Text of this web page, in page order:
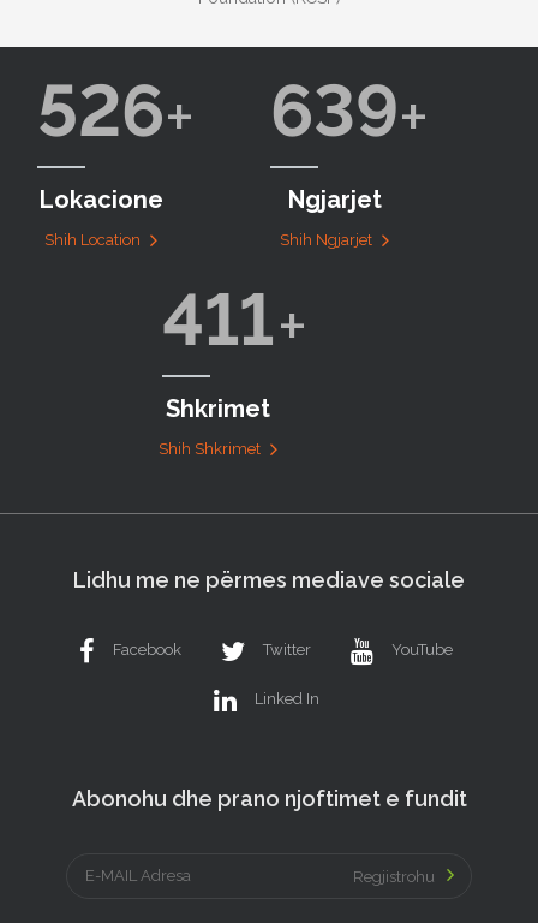
526
Lokacione
Shih Location
639
Ngjarjet
Shih Ngjarjet
411
Shkrimet
Shih Shkrimet
Lidhu me ne përmes mediave sociale
Facebook Twitter YouTube
Linked In
Abonohu dhe prano njoftimet e fundit
Regjistrohu